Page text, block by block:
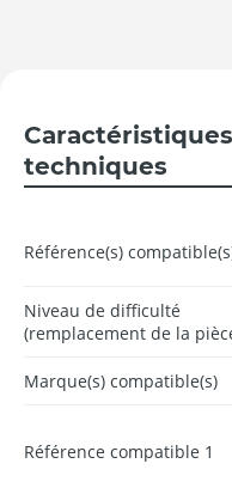
Caractéristiques
techniques
Référence(s)
Niveau de difficulté
(remplacement de la
Marque(s) compatible(s)
Référence compatible 1